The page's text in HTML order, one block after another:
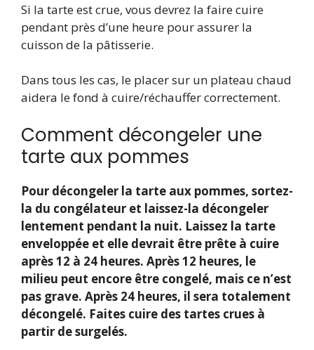
Si la tarte est crue, vous devrez la faire cuire
pendant près d’une heure pour assurer la
cuisson de la pâtisserie.
Dans tous les cas, le placer sur un plateau chaud
aidera le fond à cuire/réchauffer correctement.
Comment décongeler une
tarte aux pommes
Pour décongeler la tarte aux pommes, sortez-
la du congélateur et laissez-la décongeler
lentement pendant la nuit. Laissez la tarte
enveloppée et elle devrait être prête à cuire
après 12 à 24 heures. Après 12 heures, le
milieu peut encore être congelé, mais ce n’est
pas grave. Après 24 heures, il sera totalement
décongelé. Faites cuire des tartes crues à
partir de surgelés.